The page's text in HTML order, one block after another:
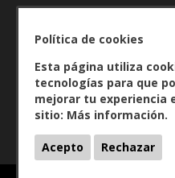
CARRERA POR EL
URDIN Y JACA NO PISAN
PLAY OFFS LIGA
- HOCKEYHIELO.NET on
HOCKEY HIELO 2020/2021
Política de cookies
Esta página utiliza
tecnologías para que
mejorar tu experiencia
sitio: Más información.
Acepto Rechazar